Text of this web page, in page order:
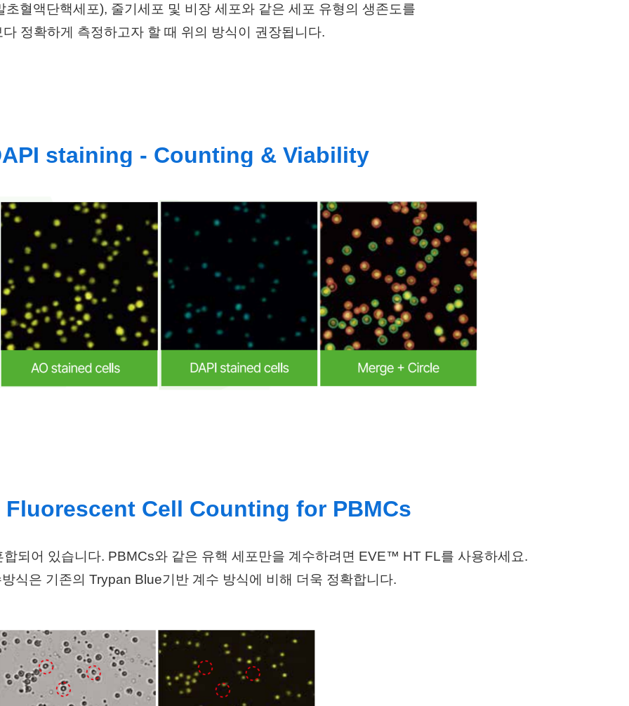
초혈액단핵세포), 줄기세포 및 비장 세포와 같은 세포 유형의 생존도를
다 정확하게 측정하고자 할 때 위의 방식이 권장됩니다.
staining - Counting & Viability
Cell Counting for PBMCs
되어 있습니다. PBMCs와 같은 유핵 세포만을 계수하려면 EVE™ HT FL를 사용하세요.
식은 기존의 Trypan Blue기반 계수 방식에 비해 더욱 정확합니다.